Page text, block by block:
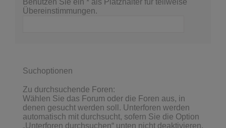
Benutzen Sie ein * als Platzhalter für teilweise
Übereinstimmungen.
Suchoptionen
Zu durchsuchende Foren:
Wählen Sie das Forum oder die Foren aus, in
denen gesucht werden soll. Unterforen werden
automatisch mit durchsucht, sofern Sie die Option
„Unterforen durchsuchen“ unten nicht deaktivieren.